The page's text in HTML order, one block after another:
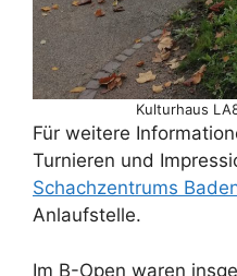
Kulturhaus
Für weitere
Turnieren und
Schachzentrums
Anlaufstelle.
Im B-Open waren